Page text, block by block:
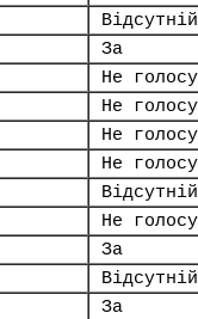
Відсутній
За
Не
Не
Не
Не
Відсутній
Не
За
Відсутній
За